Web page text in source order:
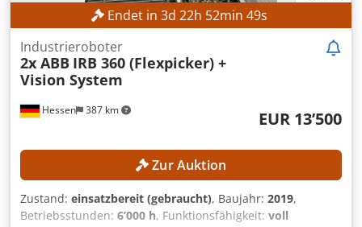
Endet in 3d 22h 52min 47s
Hessen 387 km
Industrieroboter
2x ABB IRB 360 (Flexpicker) +
Vision System
EUR 13’500
Zur Auktion
Zustand: einsatzbereit (gebraucht), Baujahr: 2019,
Betriebsstunden: 6’000 h, Funktionsfähigkeit: voll